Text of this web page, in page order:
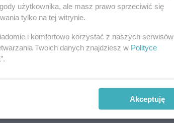
o osobach
Mrachacz z
użytkownika, ale masz prawo sprzeciwić się
tylko na tej witrynie.
i komfortowo korzystać z naszych serwisów
Twoich danych znajdziesz w Polityce
Akceptuję